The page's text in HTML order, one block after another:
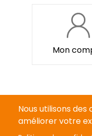
Nous utilisons
améliorer votre
Mon
Pied
page